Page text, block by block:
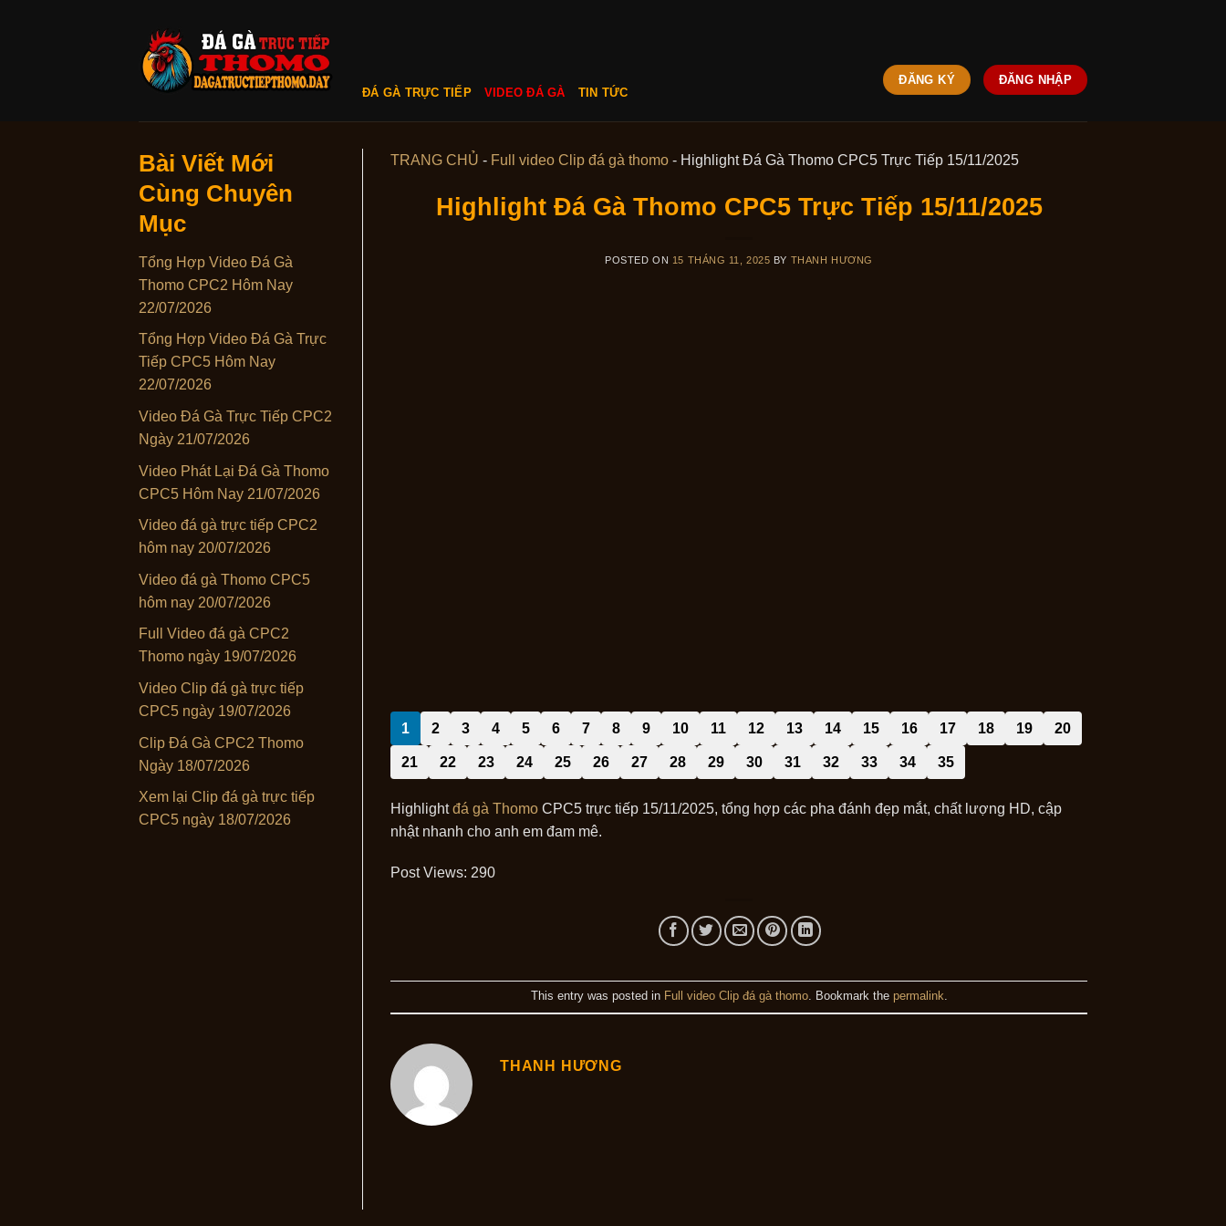
ĐÁ GÀ TRỰC TIẾP VIDEO ĐÁ GÀ TIN TỨC
ĐĂNG KÝ ĐĂNG NHẬP
Bài Viết Mới
Cùng Chuyên
Mục
Tổng Hợp Video Đá Gà
Thomo CPC2 Hôm Nay
22/07/2026
Tổng Hợp Video Đá Gà Trực
Tiếp CPC5 Hôm Nay
22/07/2026
Video Đá Gà Trực Tiếp CPC2
Ngày 21/07/2026
Video Phát Lại Đá Gà Thomo
CPC5 Hôm Nay 21/07/2026
Video đá gà trực tiếp CPC2
hôm nay 20/07/2026
Video đá gà Thomo CPC5
hôm nay 20/07/2026
Full Video đá gà CPC2
Thomo ngày 19/07/2026
Video Clip đá gà trực tiếp
CPC5 ngày 19/07/2026
Clip Đá Gà CPC2 Thomo
Ngày 18/07/2026
Xem lại Clip đá gà trực tiếp
CPC5 ngày 18/07/2026
TRANG CHỦ - Full video Clip đá gà thomo - Highlight Đá Gà Thomo CPC5 Trực Tiếp 15/11/2025
Highlight Đá Gà Thomo CPC5 Trực Tiếp 15/11/2025
POSTED ON 15 THÁNG 11, 2025 BY THANH HƯƠNG
1 2 3 4 5 6 7 8 9 10 11 12 13 14 15 16 17 18 19 20
21 22 23 24 25 26 27 28 29 30 31 32 33 34 35
Highlightđá gà Thomo CPC5 trực tiếp 15/11/2025, tổng hợp các pha đánh đẹp mắt, chất lượng HD, cập
nhật nhanh cho anh em đam mê.
Post Views: 290
This entry was posted in Full video Clip đá gà thomo. Bookmark the permalink
THANH HƯƠNG